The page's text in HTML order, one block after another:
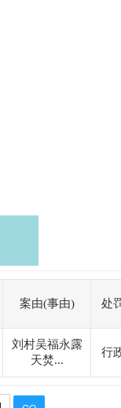
案由(事由) 处
刘村吴福永露
天焚...
行